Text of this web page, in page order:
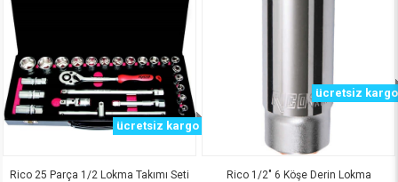
Rico 25 Parça 1/2 Lokma Takımı Seti
ücretsiz kargo
Rico 1/2" 6 Köşe Derin Lokma
ücretsiz kargo